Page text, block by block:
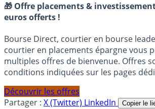
🎁 Offre placements &
euros offerts !
Bourse Direct, courtier en bourse
courtier en placements épargne vous
multiples offres de bienvenue. Offres
conditions indiquées sur les pages
Découvrir les offres
Partager : X (Twitter) LinkedIn Copier le